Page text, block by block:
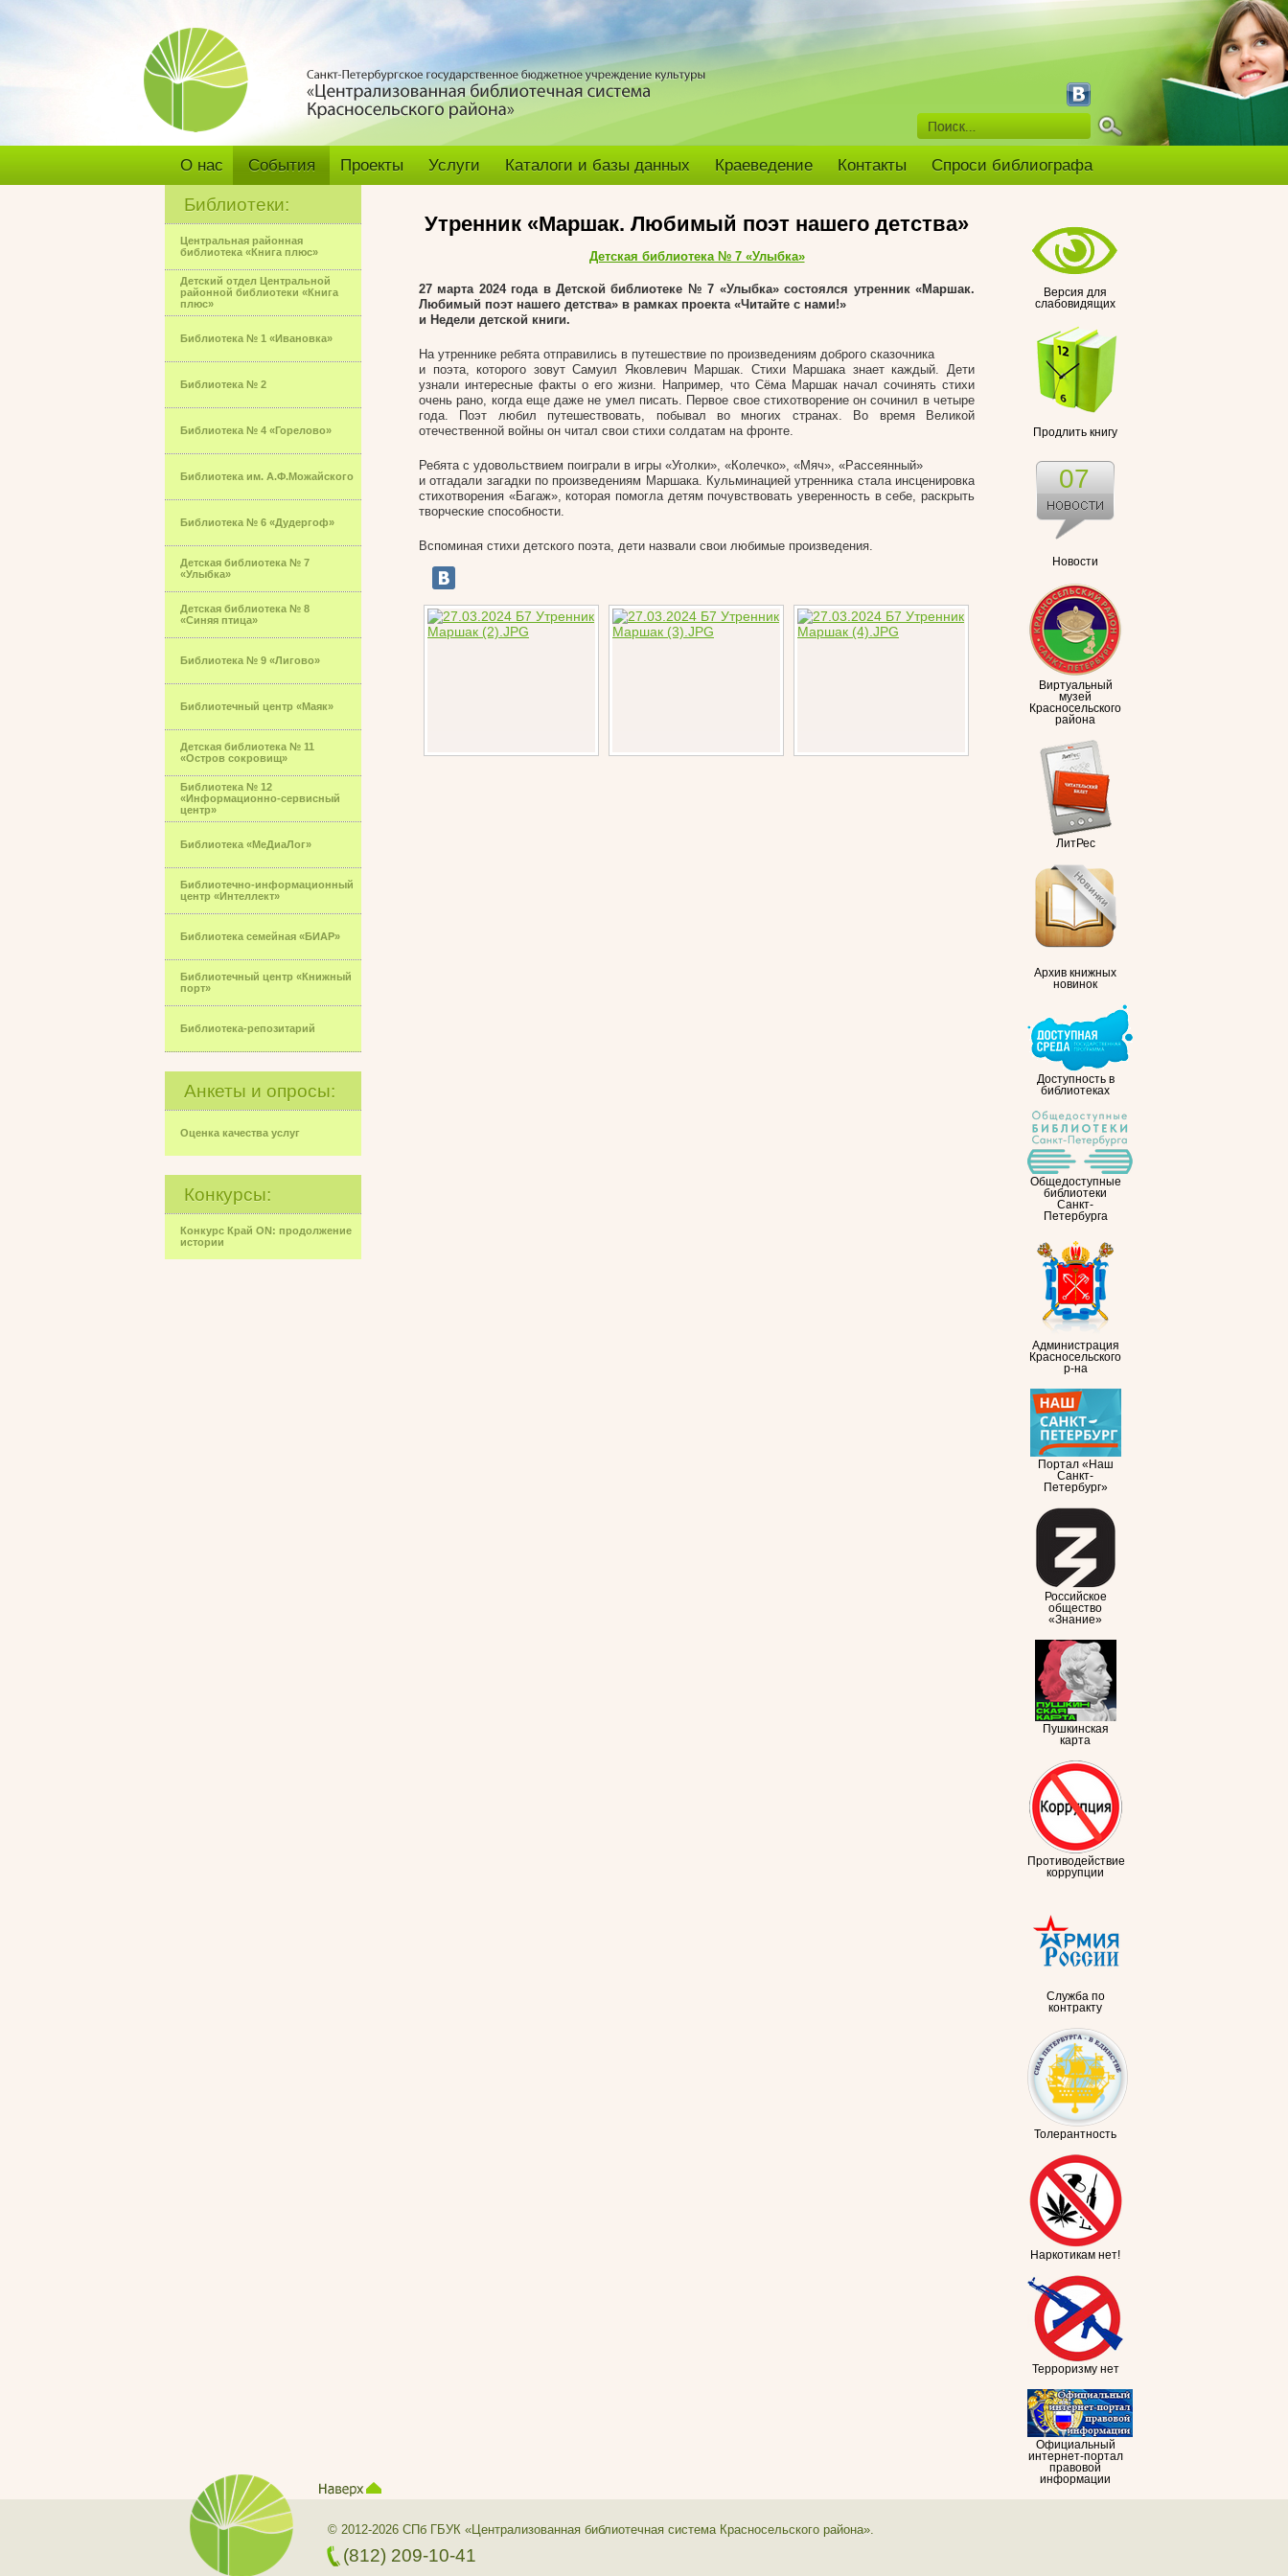
О нас События Проекты Услуги Каталоги и базы данных Краеведение Контакты Спроси библиографа
Библиотеки:
Центральная районная
библиотека «Книга плюс»
Детский отдел Центральной
районной библиотеки «Книга
плюс»
Библиотека № 1 «Ивановка»
Библиотека № 2
Библиотека № 4 «Горелово»
Библиотека им. А.Ф.Можайского
Библиотека № 6 «Дудергоф»
Детская библиотека № 7
«Улыбка»
Детская библиотека № 8
«Синяя птица»
Библиотека № 9 «Лигово»
Библиотечный центр «Маяк»
Детская библиотека № 11
«Остров сокровищ»
Библиотека № 12
«Информационно-сервисный
центр»
Библиотека «МеДиаЛог»
Библиотечно-информационный
центр «Интеллект»
Библиотека семейная «БИАР»
Библиотечный центр «Книжный
порт»
Библиотека-репозитарий
Анкеты и опросы:
Оценка качества услуг
Конкурсы:
Конкурс Край ON: продолжение
истории
Версия для
слабовидящих
Продлить книгу
Новости
07
Виртуальный
музей
Красносельского
района
ЛитРес
Архив книжных
новинок
Доступность в
библиотеках
Общедоступные
библиотеки
Санкт-
Петербурга
Администрация
Красносельского
р-на
Портал «Наш
Санкт-
Петербург»
Российское
общество
«Знание»
Пушкинская
карта
Противодействие
коррупции
Служба по
контракту
Толерантность
Наркотикам нет!
Терроризму нет
Официальный
интернет-портал
правовой
информации
Утренник «Маршак. Любимый поэт нашего детства»
Детская библиотека № 7 «Улыбка»
27 марта 2024 годав Детской библиотеке № 7 «Улыбка» состоялся утренник«Маршак.
Любимый поэт нашего детства» в рамках проекта «Читайте с нами!»
и Недели детской книги.
На утреннике ребята отправились в путешествие по произведениям доброго сказочника
и поэта, которого зовут Самуил Яковлевич Маршак. Стихи Маршака знает каждый. Дети
узнали интересные факты о его жизни. Например, что Сёма Маршак начал сочинять стихи
очень рано, когда еще даже не умел писать. Первое свое стихотворение он сочинил в четыре
года. Поэт любил путешествовать, побывал во многих странах. Во время Великой
отечественной войны он читал свои стихи солдатам на фронте.
Ребята с удовольствием поиграли в игры «Уголки», «Колечко», «Мяч», «Рассеянный»
и отгадали загадки по произведениям Маршака. Кульминацией утренника стала инсценировка
стихотворения «Багаж», которая помогла детям почувствовать уверенность в себе, раскрыть
творческие способности.
Вспоминая стихи детского поэта, дети назвали свои любимые произведения.
© 2012-2026 СПб ГБУК «Централизованная библиотечная система Красносельского района».
(812) 209-10-41